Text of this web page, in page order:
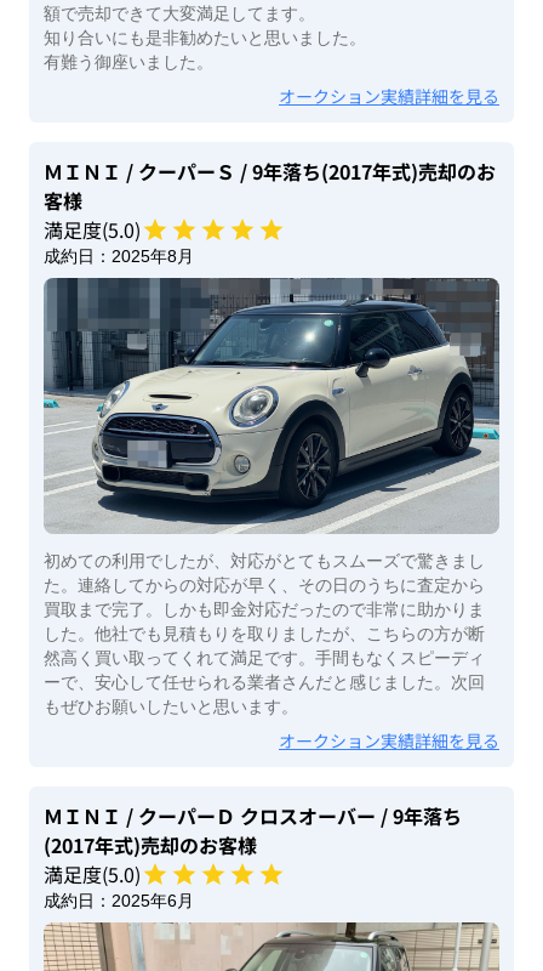
額で売却できて大変満足してます。
知り合いにも是非勧めたいと思いました。
有難う御座いました。
オークション実績詳細を見る
ＭＩＮＩ / クーパーＳ / 9年落ち(2017年式)売却のお
客様
満足度(5.0)
成約日： 2025年8月
初めての利用でしたが、対応がとてもスムーズで驚きまし
た。連絡してからの対応が早く、その日のうちに査定から
買取まで完了。しかも即金対応だったので非常に助かりま
した。他社でも見積もりを取りましたが、こちらの方が断
然高く買い取ってくれて満足です。手間もなくスピーディ
ーで、安心して任せられる業者さんだと感じました。次回
もぜひお願いしたいと思います。
オークション実績詳細を見る
ＭＩＮＩ / クーパーＤ クロスオーバー / 9年落ち
(2017年式)売却のお客様
満足度(5.0)
成約日： 2025年6月